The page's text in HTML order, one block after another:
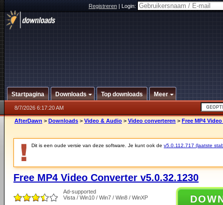
Registreren|Login:
Startpagina Downloads Top downloads Meer
8/7/2026 6:17:20 AM
AfterDawn > Downloads > Video & Audio > Video converteren > Free MP4
Dit is een oude versie van deze software. Je kunt ook de v5.0.112.717 (laatste
Free MP4 Video Converter v5.0.32.1230
Ad-supported
Vista / Win10 / Win7 / Win8 / WinXP